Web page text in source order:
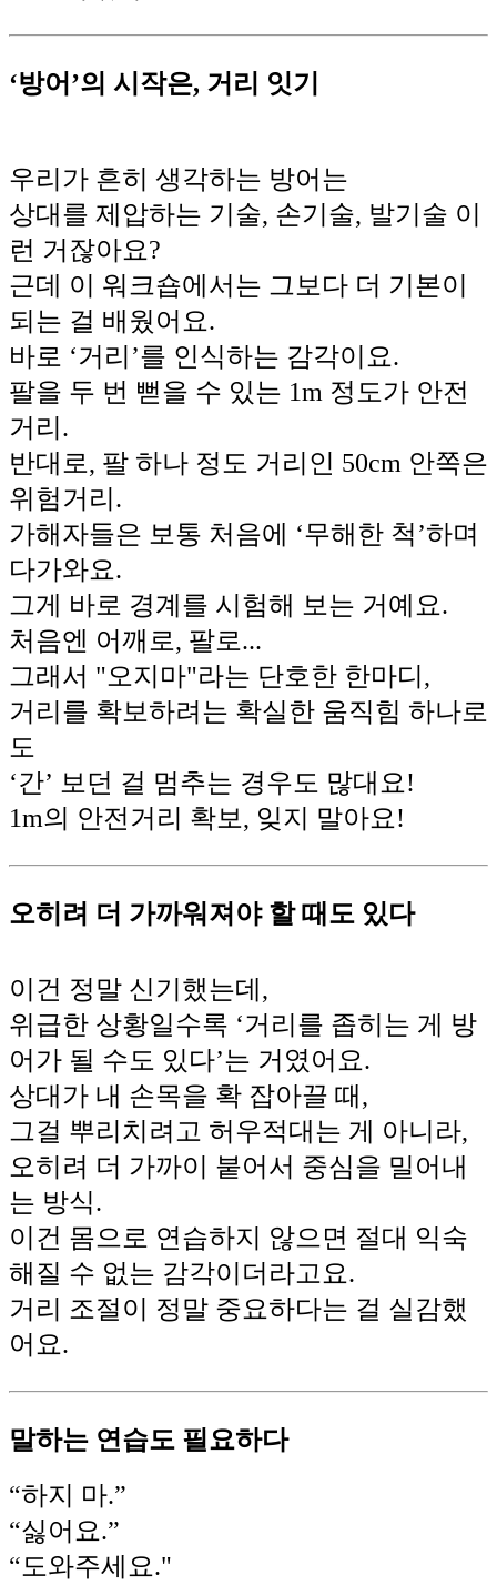
‘방어’의 시작은, 거리 잇기
우리가 흔히 생각하는 방어는
상대를 제압하는 기술, 손기술, 발기술 이
런 거잖아요?
근데 이 워크숍에서는 그보다 더 기본이
되는 걸 배웠어요.
바로 ‘거리’를 인식하는 감각이요.
팔을 두 번 뻗을 수 있는 1m 정도가 안전
거리.
반대로, 팔 하나 정도 거리인 50cm 안쪽은
위험거리.
가해자들은 보통 처음에 ‘무해한 척’하며
다가와요.
그게 바로 경계를 시험해 보는 거예요.
처음엔 어깨로, 팔로...
그래서 "오지마"라는 단호한 한마디,
거리를 확보하려는 확실한 움직힘 하나로
도
‘간’ 보던 걸 멈추는 경우도 많대요!
1m의 안전거리 확보, 잊지 말아요!
오히려 더 가까워져야 할 때도 있다
이건 정말 신기했는데,
위급한 상황일수록 ‘거리를 좁히는 게 방
어가 될 수도 있다’는 거였어요.
상대가 내 손목을 확 잡아끌 때,
그걸 뿌리치려고 허우적대는 게 아니라,
오히려 더 가까이 붙어서 중심을 밀어내
는 방식.
이건 몸으로 연습하지 않으면 절대 익숙
해질 수 없는 감각이더라고요.
거리 조절이 정말 중요하다는 걸 실감했
어요.
말하는 연습도 필요하다
“하지 마.”
“싫어요.”
“도와주세요."